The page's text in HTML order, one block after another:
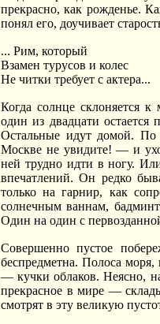
прекрасно, как рожденье.
понял его, доучивает
... Рим, который
Взамен турусов и колес
Не читки требует с актера...
Когда солнце склоняется
один из двадцати остается
Остальные идут домой. По
Москве не увидите! — и
ней трудно идти в ногу.
впечатлений. Он редко
только на гарнир, как
солнечным ваннам,
Один на один с
Совершенно пустое
беспредметна. Полоса
— кучки облаков. Неясно,
прекрасное в мире —
смотрят в эту великую